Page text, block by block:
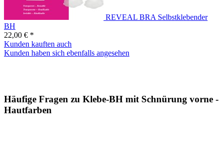
REVEAL BRA Selbstklebender
BH
22,00 € *
Kunden kauften auch
Kunden haben sich ebenfalls angesehen
Häufige Fragen zu Klebe-BH mit Schnürung vorne -
Hautfarben